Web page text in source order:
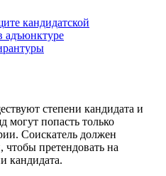
кандидатской
адъюнктуре
степени кандидата и
могут попасть только
Соискатель должен
чтобы претендовать на
кандидата.